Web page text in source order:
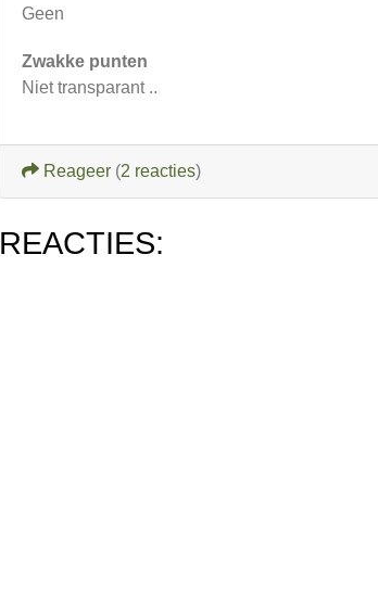
Geen
Zwakke punten
Niet transparant ..
Reageer (2 reacties)
REACTIES: